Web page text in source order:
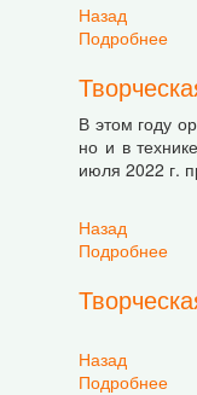
Назад
Подробнее
В этом году
но и в
июля 2022 г.
Назад
Подробнее
Назад
Подробнее